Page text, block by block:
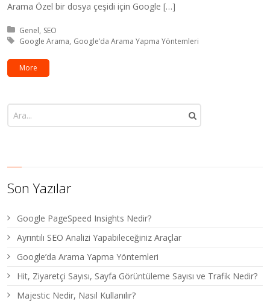
Arama Özel bir dosya çeşidi için Google […]
Kategori:
Genel SEO
Etiket:
Google Arama Google’da Arama Yapma Yöntemleri
More
Son Yazılar
Google PageSpeed Insights Nedir?
Ayrıntılı SEO Analizi Yapabileceğiniz Araçlar
Google’da Arama Yapma Yöntemleri
Hit, Ziyaretçi Sayısı, Sayfa Görüntüleme Sayısı ve Trafik Nedir?
Majestic Nedir, Nasıl Kullanılır?